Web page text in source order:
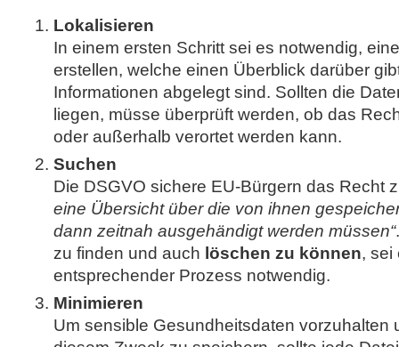
Lokalisieren
In einem ersten Schritt sei es notwendig,
erstellen, welche einen Überblick darüber
Informationen abgelegt sind. Sollten die
liegen, müsse überprüft werden, ob das
oder außerhalb verortet werden kann.
Suchen
Die DSGVO sichere EU-Bürgern das Recht
eine Übersicht über die von ihnen
dann zeitnah ausgehändigt werden müssen“
zu finden und auch löschen zu können, sei
entsprechender Prozess notwendig.
Minimieren
Um sensible Gesundheitsdaten vorzuhalten